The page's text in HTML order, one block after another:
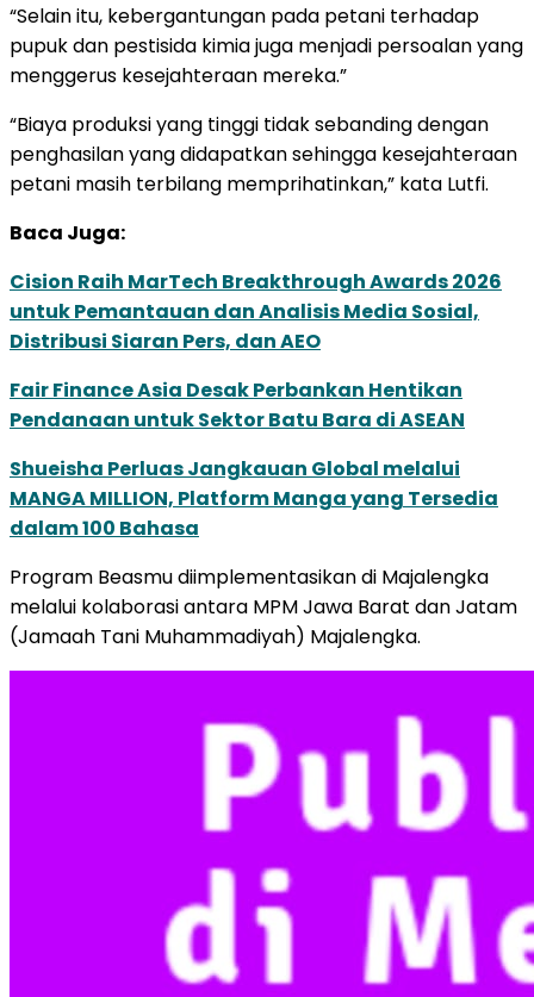
“Selain itu, kebergantungan pada petani terhadap
pupuk dan pestisida kimia juga menjadi persoalan yang
menggerus kesejahteraan mereka.”
“Biaya produksi yang tinggi tidak sebanding dengan
penghasilan yang didapatkan sehingga kesejahteraan
petani masih terbilang memprihatinkan,” kata Lutfi.
Baca Juga:
Cision Raih MarTech Breakthrough Awards 2026
untuk Pemantauan dan Analisis Media Sosial,
Distribusi Siaran Pers, dan AEO
Fair Finance Asia Desak Perbankan Hentikan
Pendanaan untuk Sektor Batu Bara di ASEAN
Shueisha Perluas Jangkauan Global melalui
MANGA MILLION, Platform Manga yang Tersedia
dalam 100 Bahasa
Program Beasmu diimplementasikan di Majalengka
melalui kolaborasi antara MPM Jawa Barat dan Jatam
(Jamaah Tani Muhammadiyah) Majalengka.